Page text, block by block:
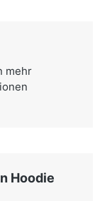
mehr
Hoodie